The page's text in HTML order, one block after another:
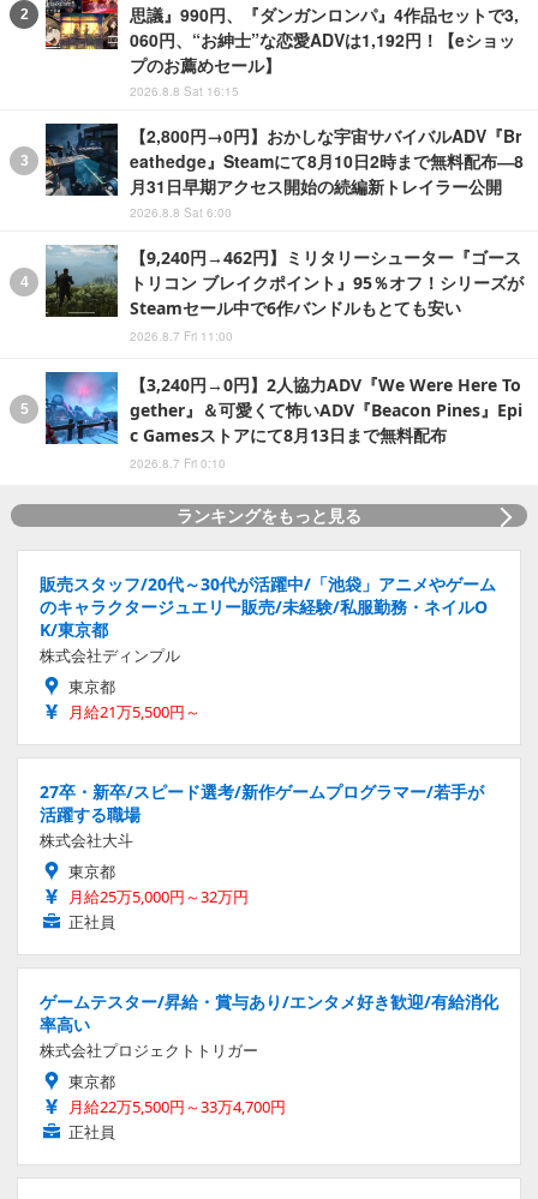
思議』990円、『ダンガンロンパ』4作品セットで3,
060円、“お紳士”な恋愛ADVは1,192円！【eショッ
プのお薦めセール】
2026.8.8 Sat 16:15
【2,800円→0円】おかしな宇宙サバイバルADV『Br
eathedge』Steamにて8月10日2時まで無料配布―8
月31日早期アクセス開始の続編新トレイラー公開
2026.8.8 Sat 6:00
【9,240円→462円】ミリタリーシューター『ゴース
トリコン ブレイクポイント』95％オフ！シリーズが
Steamセール中で6作バンドルもとても安い
2026.8.7 Fri 11:00
【3,240円→0円】2人協力ADV『We Were Here To
gether』＆可愛くて怖いADV『Beacon Pines』Epi
c Gamesストアにて8月13日まで無料配布
2026.8.7 Fri 0:10
ランキングをもっと見る
販売スタッフ/20代～30代が活躍中/「池袋」アニメやゲーム
のキャラクタージュエリー販売/未経験/私服勤務・ネイルO
K/東京都
株式会社ディンプル
東京都
月給21万5,500円～
27卒・新卒/スピード選考/新作ゲームプログラマー/若手が
活躍する職場
株式会社大斗
東京都
月給25万5,000円～32万円
正社員
ゲームテスター/昇給・賞与あり/エンタメ好き歓迎/有給消化
率高い
株式会社プロジェクトトリガー
東京都
月給22万5,500円～33万4,700円
正社員